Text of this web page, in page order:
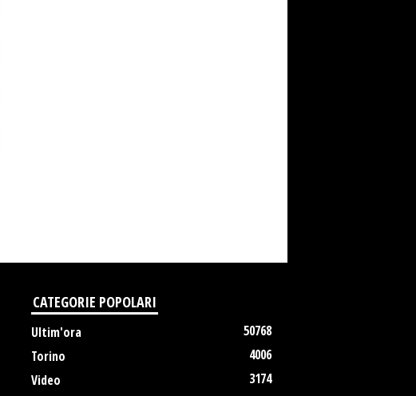
CATEGORIE POPOLARI
Ultim'ora
50768
Torino
4006
Video
3174